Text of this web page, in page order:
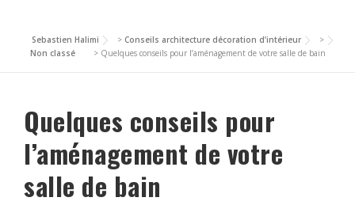
Sebastien Halimi > Conseils architecture décoration d’intérieur
>
Non classé
> Quelques conseils pour l’aménagement de votre salle de bain
Quelques conseils pour
l’aménagement de votre
salle de bain